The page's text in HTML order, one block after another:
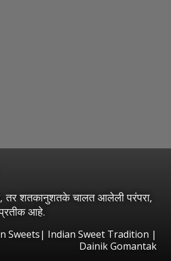
तर शतकानुशतके चालत आलेली परंपरा,
आहे.
Sweets| Indian Sweet Tradition |
Dainik Gomantak